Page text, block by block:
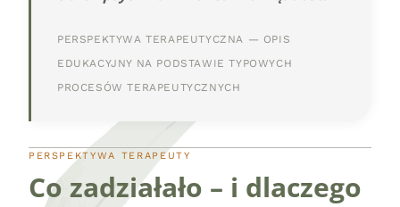
PERSPEKTYWA TERAPEUTYCZNA — OPIS
EDUKACYJNY NA PODSTAWIE TYPOWYCH
PROCESÓW TERAPEUTYCZNYCH
PERSPEKTYWA TERAPEUTY
Co zadziałało – i dlaczego